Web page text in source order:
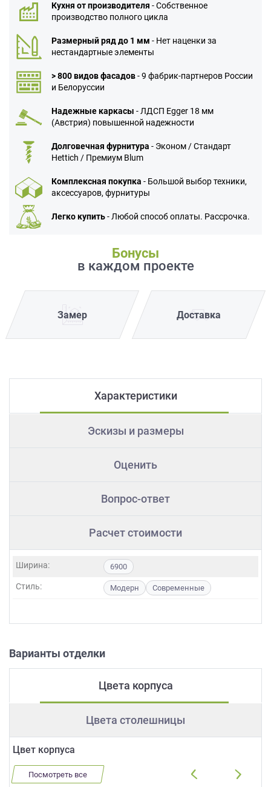
Кухня от производителя - Собственное
производство полного цикла
Размерный ряд до 1 мм - Нет наценки за
нестандартные элементы
> 800 видов фасадов- 9 фабрик-партнеров России
и Белоруссии
Надежные каркасы - ЛДСП Egger 18 мм
(Австрия) повышенной надежности
Долговечная фурнитура - Эконом / Стандарт
Hettich / Премиум Blum
Комплексная покупка - Большой выбор техники,
аксессуаров, фурнитуры
Легко купить- Любой способ оплаты. Рассрочка.
Бонусы
в каждом проекте
Замер Доставка
Характеристики
Эскизы и размеры
Оценить
Вопрос-ответ
Расчет стоимости
Ширина: 6900
Стиль: Модерн Современные
Варианты отделки
Цвета корпуса
Цвета столешницы
Цвет корпуса
Посмотреть все